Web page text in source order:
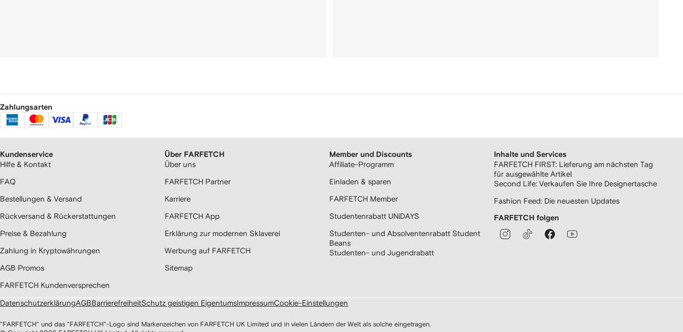
Zahlungsarten
Kundenservice
Hilfe & Kontakt
FAQ
Bestellungen & Versand
Rückversand & Rückerstattungen
Preise & Bezahlung
Zahlung in Kryptowährungen
AGB Promos
FARFETCH Kundenversprechen
Über FARFETCH
Über uns
FARFETCH Partner
Karriere
FARFETCH App
Erklärung zur modernen Sklaverei
Werbung auf FARFETCH
Sitemap
Member und Discounts
Affiliate-Programm
Einladen & sparen
FARFETCH Member
Studentenrabatt UNiDAYS
Studenten- und Absolventenrabatt Student
Beans
Studenten- und Jugendrabatt
Inhalte und Services
FARFETCH FIRST: Lieferung am nächsten Tag
für ausgewählte Artikel
Second Life: Verkaufen Sie Ihre Designertasche
Fashion Feed: Die neuesten Updates
FARFETCH folgen
DatenschutzerklärungAGBBarrierefreiheitSchutz geistigen EigentumsImpressumCookie-Einstellungen
"FARFETCH" und das "FARFETCH"-Logo sind Markenzeichen von FARFETCH UK Limited und in vielen Ländern der Welt als solche eingetragen.